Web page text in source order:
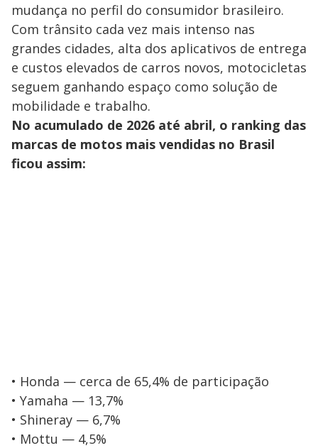
mudança no perfil do consumidor brasileiro.
Com trânsito cada vez mais intenso nas
grandes cidades, alta dos aplicativos de entrega
e custos elevados de carros novos, motocicletas
seguem ganhando espaço como solução de
mobilidade e trabalho.
No acumulado de 2026 até abril, o ranking das
marcas de motos mais vendidas no Brasil
ficou assim:
• Honda — cerca de 65,4% de participação
• Yamaha — 13,7%
• Shineray — 6,7%
• Mottu — 4,5%